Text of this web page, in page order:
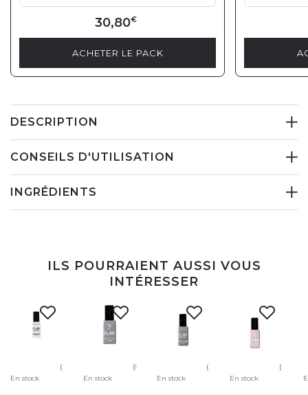
30,80€
ACHETER LE PACK
DESCRIPTION
CONSEILS D'UTILISATION
INGRÉDIENTS
ILS POURRAIENT AUSSI VOUS
INTÉRESSER
(99)
En stock
(80)
En stock
(10)
En stock
(66)
En stock